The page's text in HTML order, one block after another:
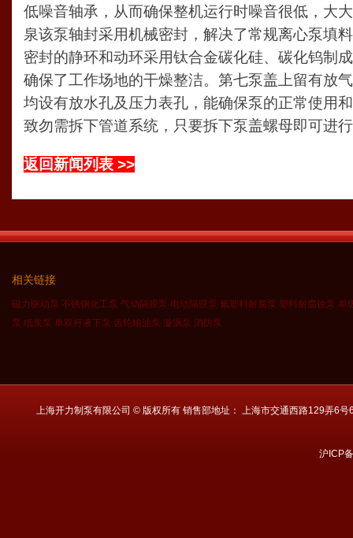
低噪音轴承，从而确保整机运行时噪音很低，大
泉该泵轴封采用机械密封，解决了常规离心泵填
密封的静环和动环采用钛合金碳化硅、碳化钨制
确保了工作场地的干燥整洁。第七泵盖上留有放
均设有放水孔及压力表孔，能确保泵的正常使用
致勿需拆下管道系统，只要拆下泵盖螺母即可进
返回新闻列表 >>
相关链接
磁力驱动泵 不锈钢化工泵 气动隔膜泵 电动隔膜泵 氟塑料耐腐泵 塑料耐腐蚀泵 单
泵 纸浆泵 单双杆液下泵 齿轮输油泵 漩涡泵 消防泵
上海开力制泵有限公司 © 版权所有 销售部地址： 上海市交通西路129弄6
沪ICP